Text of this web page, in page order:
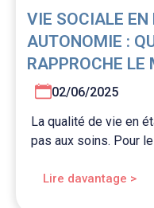
VIE SOCIALE EN
AUTONOMIE :
RAPPROCHE LE
02/06/2025
La qualité de vie en
pas aux soins. Pour
Lire davantage >